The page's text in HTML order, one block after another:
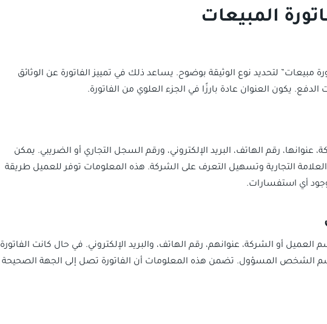
المبيعات
مبيعات” لتحديد نوع الوثيقة بوضوح. يساعد ذلك في تمييز الفاتورة عن الوثائق
الدفع. يكون العنوان عادة بارزًا في الجزء العلوي من الفاتورة.
رقم الهاتف، البريد الإلكتروني، ورقم السجل التجاري أو الضريبي. يمكن
التجارية وتسهيل التعرف على الشركة. هذه المعلومات توفر للعميل طريقة
أي استفسارات.
أو الشركة، عنوانهم، رقم الهاتف، والبريد الإلكتروني. في حال كانت الفاتورة
الشخص المسؤول. تضمن هذه المعلومات أن الفاتورة تصل إلى الجهة الصحيحة